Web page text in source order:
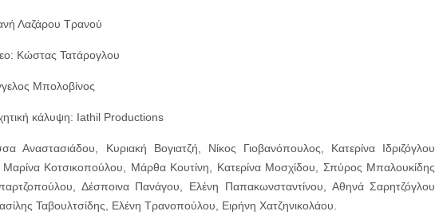
Λαζάρου Τρανού
Κώστας Τατάρογλου
Μπολοβίνος
κάλυψη: Iathil Productions
Αναστασιάδου, Κυριακή Βογιατζή, Νίκος Γιοβανόπουλος, Κατερίνα Ιδριζόγλου,
Μαρίνα Κοτσικοπούλου, Μάρθα Κουτίνη, Κατερίνα Μοσχίδου, Σπύρος Μπαλουκίδης,
Δέσποινα Πανάγου, Ελένη Παπακωνσταντίνου, Αθηνά Σαρητζόγλου,
Ταβουλτσίδης, Ελένη Τρανοπούλου, Ειρήνη Χατζηνικολάου.